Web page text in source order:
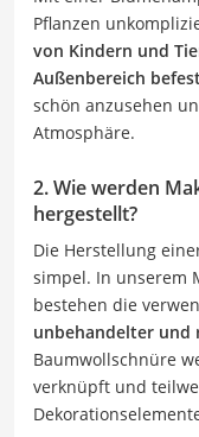
Pflanzen
von Kindern und
Außenbereich
schön anzusehen
Atmosphäre.
2. Wie werden
hergestellt?
Die Herstellung
simpel. In unserem
bestehen die
unbehandelter und
Baumwollschnüre
verknüpft und